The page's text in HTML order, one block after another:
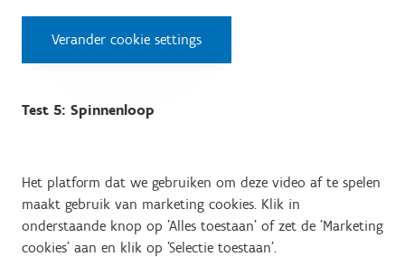
Verander cookie settings
Test 5: Spinnenloop
Het platform dat we gebruiken om deze video af te spelen
maakt gebruik van marketing cookies. Klik in
onderstaande knop op 'Alles toestaan' of zet de 'Marketing
cookies' aan en klik op 'Selectie toestaan'.